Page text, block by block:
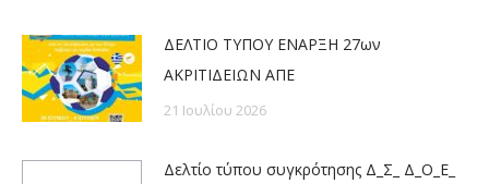
ΔΕΛΤΙΟ ΤΥΠΟΥ ΕΝΑΡΞΗ 27ων
ΑΚΡΙΤΙΔΕΙΩΝ ΑΠΕ
21 Ιουλίου 2026
Δελτίο τύπου συγκρότησης Δ_Σ_ Δ_Ο_Ε_